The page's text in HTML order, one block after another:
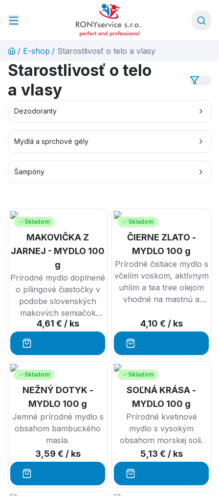
/ E-shop / Starostlivosť o telo a vlasy
Starostlivosť o telo
a vlasy
Dezodoranty
Mydlá a sprchové gély
Šampóny
Skladom
MAKOVIČKA Z
JARNEJ - MYDLO 100
g
Prírodné mydlo doplnené
o pílingové čiastočky v
podobe slovenských
makových semiačok
štyroch rôznych farieb.
4,61 € / ks
Skladom
ČIERNE ZLATO -
MYDLO 100 g
Prírodné čistiace mydlo s
včelím voskom, aktívnym
uhlím a tea tree olejom
vhodné na mastnú a
4,10 € / ks
Skladom
NEŽNÝ DOTYK -
MYDLO 100 g
Jemné prírodné mydlo s
obsahom bambuckého
masla.
3,59 € / ks
Skladom
SOĽNÁ KRÁSA -
MYDLO 100 g
Prírodné kvetinové
mydlo s vysokým
obsahom morskej soli.
5,13 € / ks